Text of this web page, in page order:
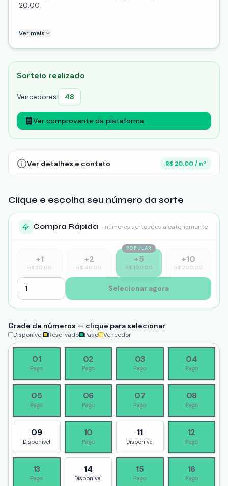
20,00
Ver mais
Sorteio realizado
Vencedores: 48
Ver comprovante da plataforma
Ver detalhes e contato R$ 20,00 / nº
Clique e escolha seu número da sorte
Compra Rápida— números sorteados aleatoriamente
+1
R$ 20.00
+2
R$ 40.00
POPULAR
+5
R$ 100.00
+10
R$200.00
Selecionar agora
Grade de números — clique para selecionar
Disponível Reservado Pago Vencedor
01
Pago
02
Pago
03
Pago
04
Pago
05
Pago
06
Pago
07
Pago
08
Pago
09
Disponivel
10
Pago
11
Disponivel
12
Pago
13
Pago
14
Disponivel
15
Pago
16
Pago